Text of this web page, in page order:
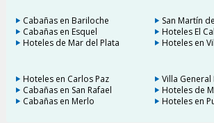
Cabañas en Bariloche
San Martín
Cabañas en Esquel
Hoteles El
Hoteles de Mar del Plata
Hoteles en
Hoteles en Carlos Paz
Villa
Cabañas en San Rafael
Hoteles de
Cabañas en Merlo
Hoteles en